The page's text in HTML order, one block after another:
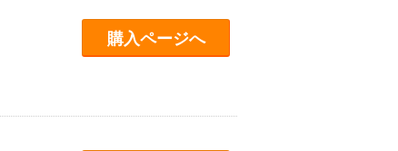
購入ページへ